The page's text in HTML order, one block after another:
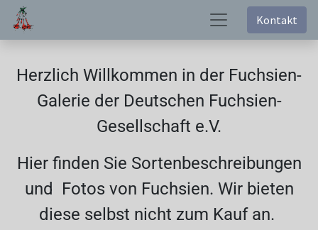
Kontakt
Herzlich Willkommen in der Fuchsien-
Galerie der Deutschen Fuchsien-
Gesellschaft e.V.
Hier finden Sie Sortenbeschreibungen
und Fotos von Fuchsien. Wir bieten
diese selbst nicht zum Kauf an.